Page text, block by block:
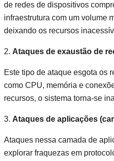
de redes de dispositivos
infraestrutura com um volume
deixando os recursos
2. Ataques de exaustão de
Este tipo de ataque esgota os
como CPU, memória e
recursos, o sistema torna-se
3. Ataques de aplicações
Ataques nessa camada de
explorar fraquezas em